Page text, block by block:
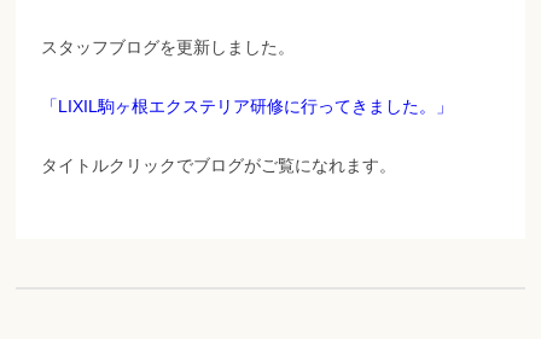
スタッフブログを更新しました。
「LIXIL駒ヶ根エクステリア研修に行ってきました。」
タイトルクリックでブログがご覧になれます。